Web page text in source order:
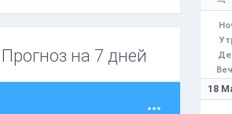
Прогноз на 7 дней
18